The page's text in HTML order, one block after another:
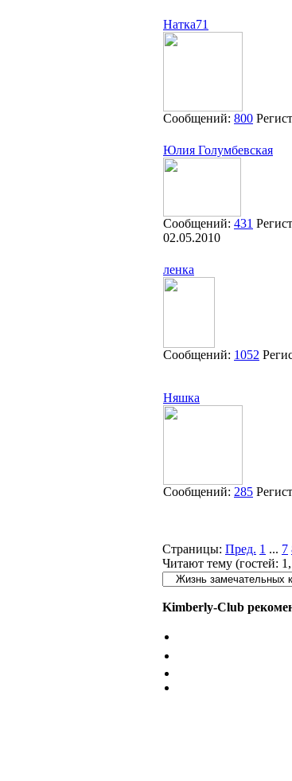
Натка71
Сообщений: 800
Юлия Голумбевская
Сообщений: 431
02.05.2010
ленка
Сообщений: 1052
Няшка
Сообщений: 285
Страницы: Пред. 1 ... 7
Читают тему (гостей: 1
Kimberly-Club